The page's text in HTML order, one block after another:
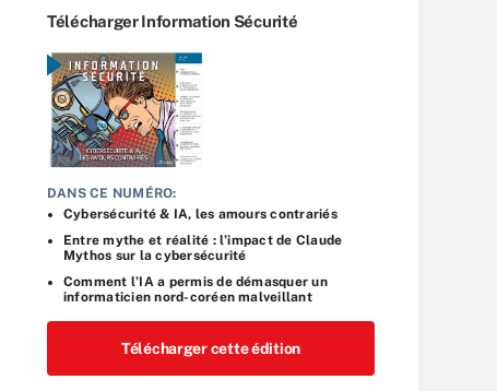
Télécharger Information Sécurité
DANS CE NUMÉRO:
Cybersécurité & IA, les amours contrariés
Entre mythe et réalité : l’impact de Claude
Mythos sur la cybersécurité
Comment l’IA a permis de démasquer un
informaticien nord-coréen malveillant
Télécharger cette édition